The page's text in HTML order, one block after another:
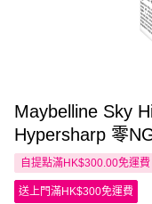
Maybelline Sky
Hypersharp 零
自提點滿HK$300.00免運費
送上門滿HK$300免運費